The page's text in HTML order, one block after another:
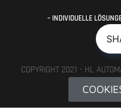
– INDIVIDUELLE
COPYRIGHT 2021 - HL